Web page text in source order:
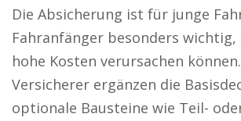
Die Absicherung ist für junge
Fahranfänger besonders wichtig,
hohe Kosten verursachen
Versicherer ergänzen die
optionale Bausteine wie Teil-